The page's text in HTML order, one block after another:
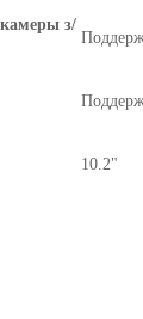
з/
10.2"